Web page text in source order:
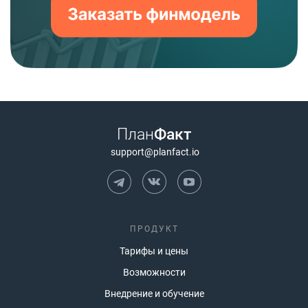
ПланФакт
support@planfact.io
ПРОДУКТ
Тарифы и цены
Возможности
Внедрение и обучение